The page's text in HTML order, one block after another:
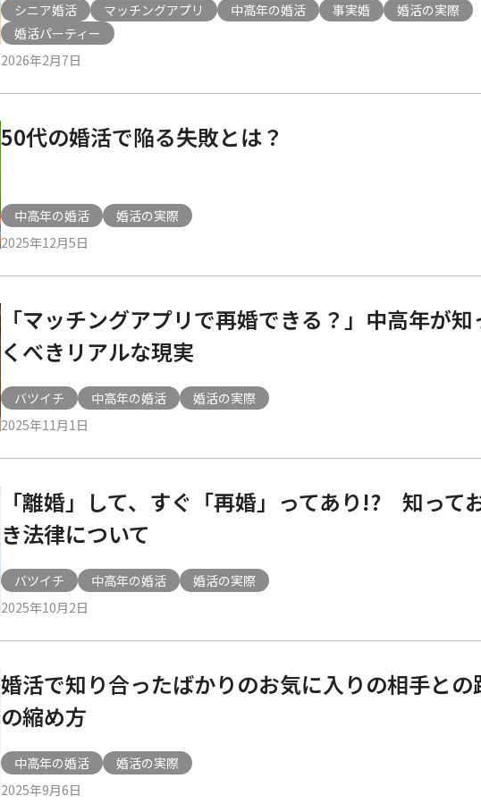
シニア婚活 マッチングアプリ 中高年の婚活 事実婚
婚活の実際
婚活パーティー
2026年2月7日
50代の婚活で陥る失敗とは？
中高年の婚活
婚活の実際
2025年12月5日
「マッチングアプリで再婚できる？」中高年が知
くべきリアルな現実
バツイチ 中高年の婚活
婚活の実際
2025年11月1日
「離婚」して、すぐ「再婚」ってあり!? 知って
き法律について
バツイチ 中高年の婚活
婚活の実際
2025年10月2日
婚活で知り合ったばかりのお気に入りの相手との
の縮め方
中高年の婚活
婚活の実際
2025年9月6日